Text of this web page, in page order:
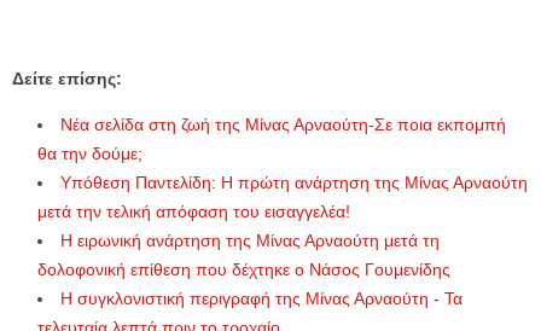
Δείτε επίσης:
Νέα σελίδα στη ζωή της Μίνας Αρναούτη-Σε ποια εκπομπή
θα την δούμε;
Υπόθεση Παντελίδη: Η πρώτη ανάρτηση της Μίνας Αρναούτη
μετά την τελική απόφαση του εισαγγελέα!
Η ειρωνική ανάρτηση της Μίνας Αρναούτη μετά τη
δολοφονική επίθεση που δέχτηκε ο Νάσος Γουμενίδης
Η συγκλονιστική περιγραφή της Μίνας Αρναούτη - Τα